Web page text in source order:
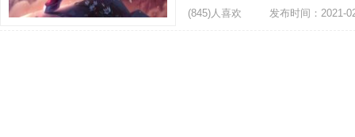
(845)人喜欢 发布时间：2021-